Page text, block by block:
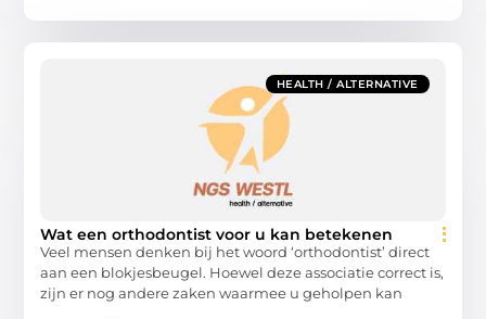
HEALTH / ALTERNATIVE
Wat een orthodontist voor u kan betekenen
Veel mensen denken bij het woord ‘orthodontist’ direct
aan een blokjesbeugel. Hoewel deze associatie correct is,
zijn er nog andere zaken waarmee u geholpen kan